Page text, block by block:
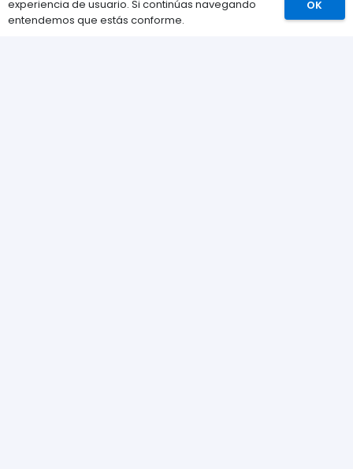
Comprar
experiencia de usuario. Si continúas navegando
entendemos que estás conforme.
OK